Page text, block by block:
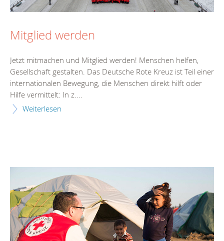
Mitglied werden
Jetzt mitmachen und Mitglied werden! Menschen helfen,
Gesellschaft gestalten. Das Deutsche Rote Kreuz ist Teil einer
internationalen Bewegung, die Menschen direkt hilft oder
Hilfe vermittelt: In z....
Weiterlesen